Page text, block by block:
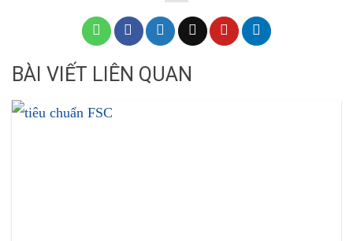
BÀI VIẾT LIÊN QUAN